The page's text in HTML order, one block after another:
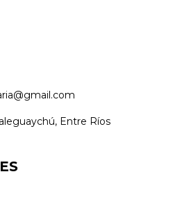
Entre Ríos